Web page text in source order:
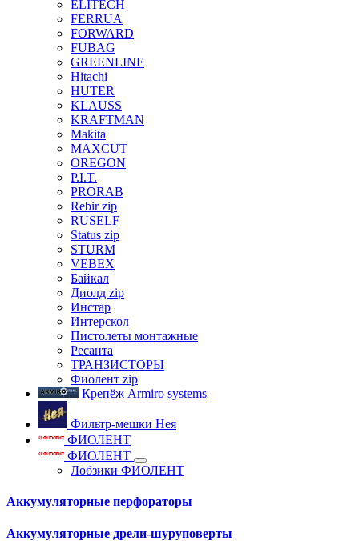
ELITECH
FERRUA
FORWARD
FUBAG
GREENLINE
Hitachi
HUTER
KLAUSS
KRAFTMAN
Makita
MAXCUT
OREGON
P.I.T.
PRORAB
Rebir zip
RUSELF
Status zip
STURM
VEBEX
Байкал
Диолд zip
Инстар
Интерскол
Пистолеты монтажные
Ресанта
ТРАНЗИСТОРЫ
Фиолент zip
Крепёж Armiro systems
Фильтр-мешки Нея
ФИОЛЕНТ
ФИОЛЕНТ
Лобзики ФИОЛЕНТ
Аккумуляторные перфораторы
Аккумуляторные дрели-шуруповерты